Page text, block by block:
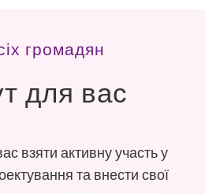
громадян
для вас
взяти активну участь у
та внести свої